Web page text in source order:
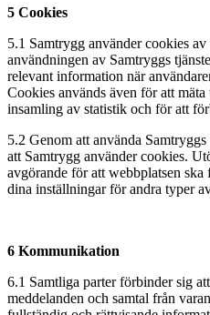
5 Cookies
5.1 Samtrygg använder cookies
användningen av Samtryggs
relevant information när
Cookies används även för att
insamling av statistik och för att
5.2 Genom att använda
att Samtrygg använder cookies.
avgörande för att webbplatsen ska
dina inställningar för andra typer
6 Kommunikation
6.1 Samtliga parter förbinder sig
meddelanden och samtal från